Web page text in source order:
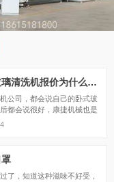
康捷机械的卧式玻璃清洗机报价为什么都会低很多
公司，都会说自己的卧式玻
都会说很好，康捷机械也是
坚持做性价比最高的卧式玻
了，知道这种滋味不好受，